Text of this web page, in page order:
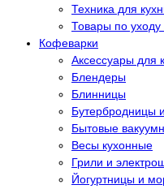
Техника для
Товары по
Кофеварки
Аксессуары для
Блендеры
Блинницы
Бутербродницы
Бытовые
Весы кухонные
Грили и
Йогуртницы и